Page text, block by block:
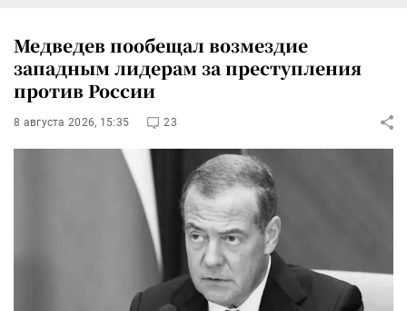
Медведев пообещал возмездие
западным лидерам за преступления
против России
8 августа 2026, 15:35 23